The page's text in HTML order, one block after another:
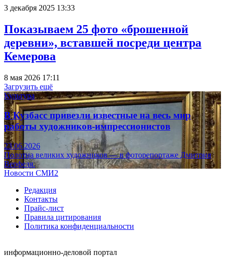
3 декабря 2025 13:33
Показываем 25 фото «брошенной
деревни», вставшей посреди центра
Кемерова
8 мая 2026 17:11
Загрузить ещё
Культура
В Кузбасс привезли известные на весь мир
работы художников-импрессионистов
23.06.2026
Полотна великих художников — в фоторепортаже Дмитрия
Верфеля.
Новости СМИ2
Редакция
Контакты
Прайс-лист
Правила цитирования
Политика конфиденциальности
информационно-деловой портал